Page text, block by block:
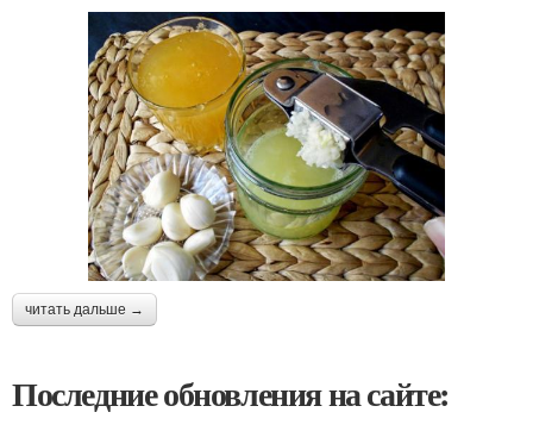
читать дальше →
Последние обновления на сайте: